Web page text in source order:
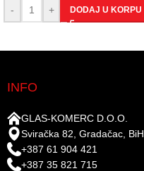
-
+ DODAJ U KORPU
INFO
GLAS-KOMERC D.O.O.
Sviračka 82, Gradačac, BiH
+387 61 904 421
+387 35 821 715